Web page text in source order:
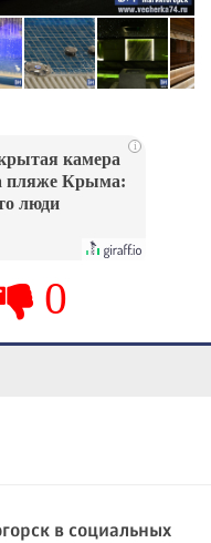
i
камера
пляже Крыма:
люди
не видят...
0
в социальных